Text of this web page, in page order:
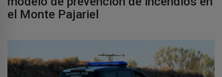
el Monte Pajariel